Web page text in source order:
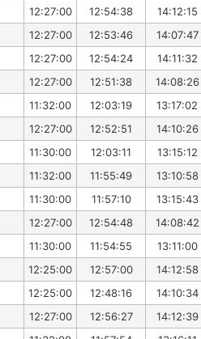
12:27:00 12:54:38
14:12:15
12:27:00 12:53:46
14:07:47
12:27:00 12:54:24
14:11:32
12:27:00 12:51:38
14:08:26
11:32:00 12:03:19
13:17:02
12:27:00 12:52:51
14:10:26
11:30:00 12:03:11
13:15:12
11:32:00 11:55:49
13:10:58
11:30:00 11:57:10
13:15:43
12:27:00 12:54:48
14:08:42
11:30:00 11:54:55
13:11:00
12:25:00 12:57:00
14:12:58
12:25:00 12:48:16
14:10:34
12:27:00 12:56:27
14:12:39